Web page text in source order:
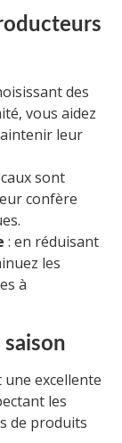
des
vous aidez
leur
sont
confère
: en réduisant
les
à
une excellente
les
de produits